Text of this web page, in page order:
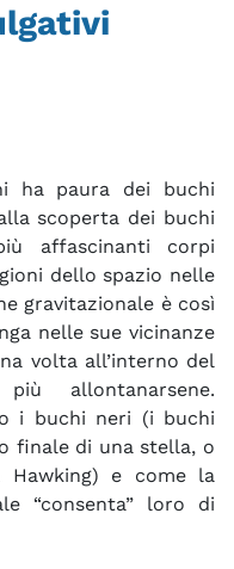
ha paura dei buchi
scoperta dei buchi
affascinanti corpi
dello spazio nelle
gravitazionale è così
nelle sue vicinanze
volta all’interno del
allontanarsene.
i buchi neri (i buchi
finale di una stella, o
e come la
“consenta” loro di